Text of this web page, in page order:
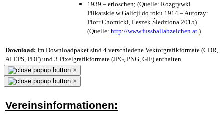
1939 = erloschen; (Quelle: Rozgrywki
Piłkarskie w Galicji do roku 1914 – Autorzy:
Piotr Chomicki, Leszek Śledziona 2015)
(Quelle: http://www.fussballabzeichen.at )
Download: Im Downloadpaket sind 4 verschiedene Vektorgrafikformate (CDR,
AI EPS, PDF) und 3 Pixelgrafikformate (JPG, PNG, GIF) enthalten.
×
×
Vereinsinformationen: